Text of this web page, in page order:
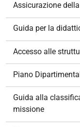
Assicurazione
Guida per la
Accesso alle
Piano
Guida alla
missione